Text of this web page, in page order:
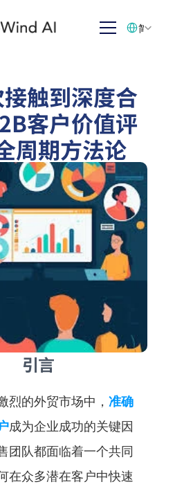
触到深度合
客户价值评
周期方法论
引言
烈的外贸市场中， 准确
成为企业成功的关键因
团队都面临着一个共同
在众多潜在客户中快速
简体中文